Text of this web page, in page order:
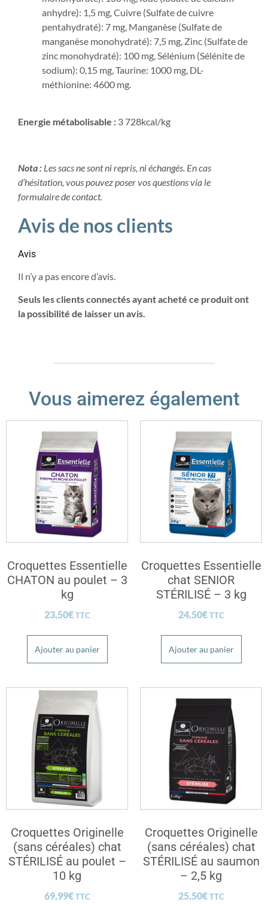
anhydre): 1,5 mg, Cuivre (Sulfate de cuivre
pentahydraté): 7 mg, Manganèse (Sulfate de
manganèse monohydraté): 7,5 mg, Zinc (Sulfate de
zinc monohydraté): 100 mg, Sélénium (Sélénite de
sodium): 0,15 mg, Taurine: 1000 mg, DL-
méthionine: 4600 mg.
Energie métabolisable : 3 728kcal/kg
Nota : Les sacs ne sont ni repris, ni échangés. En cas
d’hésitation, vous pouvez poser vos questions via le
formulaire de contact.
Avis de nos clients
Avis
Il n’y a pas encore d’avis.
Seuls les clients connectés ayant acheté ce produit ont
la possibilité de laisser un avis.
Vous aimerez également
Croquettes Essentielle
CHATON au poulet – 3
kg
23,50€ TTC
Ajouter au panier
Croquettes Essentielle
chat SENIOR
STÉRILISÉ – 3 kg
24,50€ TTC
Ajouter au panier
Croquettes Originelle
(sans céréales) chat
STÉRILISÉ au poulet –
10 kg
69,99€ TTC
Croquettes Originelle
(sans céréales) chat
STÉRILISÉ au saumon
– 2,5 kg
25,50€ TTC